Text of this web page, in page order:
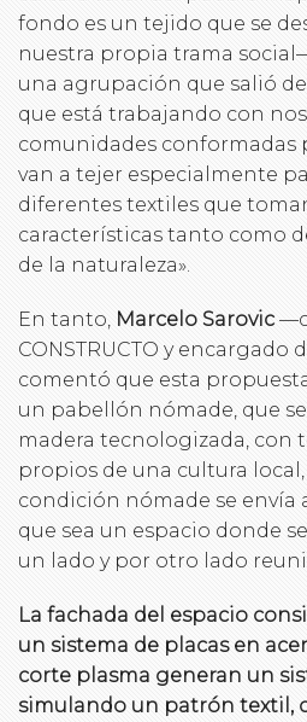
fondo es un tejido que se
nuestra propia trama
una agrupación que salió
que está trabajando con
comunidades conformadas
van a tejer especialmente
diferentes textiles que
características tanto como
de la naturaleza».
En tanto, Marcelo Sarovic
CONSTRUCTO y
comentó que esta
un pabellón nómade, que
madera tecnologizada, con
propios de una cultura local,
condición nómade se envía
que sea un espacio donde
un lado y por otro lado
La fachada del espacio
un sistema de placas en
corte plasma generan un
simulando un patrón textil,